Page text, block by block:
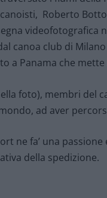
Roberto
videofotografica
canoa club di
a Panama che
foto), membri del
ad aver
ne fa’ una
della spedizione.